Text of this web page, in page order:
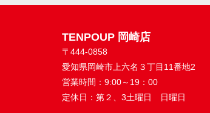
TENPOUP 岡崎店
〒444-0858
愛知県岡崎市上六名３丁目11番地2
営業時間： 9:00～19：00
定休日： 第２、3土曜日 日曜日